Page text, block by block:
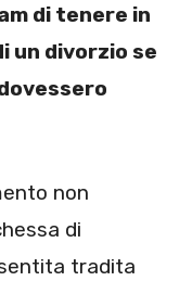
di tenere in
un divorzio se
non
di
tradita